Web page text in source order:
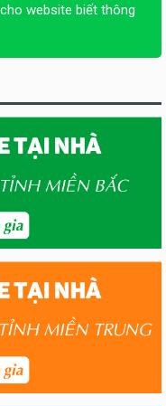
website biết thông